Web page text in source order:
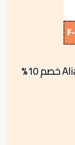
كود خصم عليا المخضار Alia Mehdar خصم 10%